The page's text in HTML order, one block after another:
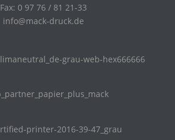
Fax: 0 97 76 / 81 21-33
info@mack-druck.de